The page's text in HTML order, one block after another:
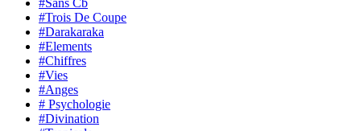
#Trois De Coupe
#Darakaraka
#Elements
#Chiffres
#Vies
#Anges
# Psychologie
#Divination